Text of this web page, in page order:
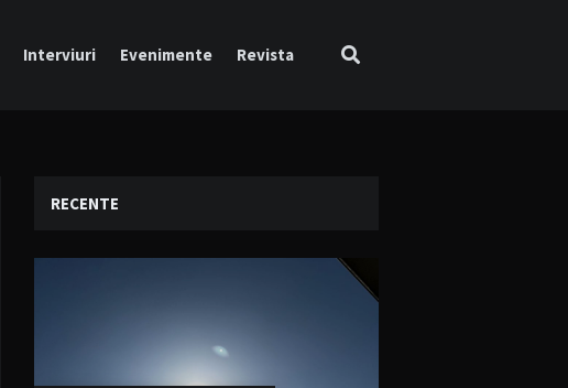
Interviuri Evenimente Revista
RECENTE